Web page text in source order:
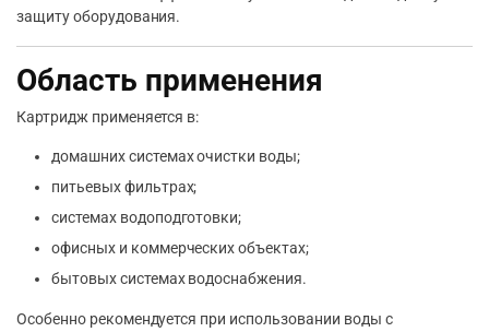
защиту оборудования.
Область применения
Картридж применяется в:
домашних системах очистки воды;
питьевых фильтрах;
системах водоподготовки;
офисных и коммерческих объектах;
бытовых системах водоснабжения.
Особенно рекомендуется при использовании воды с